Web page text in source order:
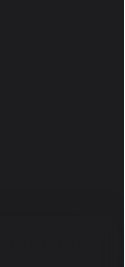
et des